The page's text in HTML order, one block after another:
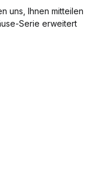
uns, Ihnen mitteilen
Serie erweitert